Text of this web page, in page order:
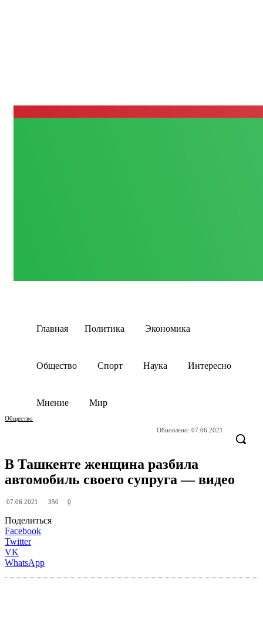
Главная Политика Экономика
Общество Спорт Наука Интересно
Мнение Мир
Общество
Обновлено: 07.06.2021
В Ташкенте женщина разбила
автомобиль своего супруга — видео
07.06.2021 350 0
Поделиться
Facebook
Twitter
VK
WhatsApp